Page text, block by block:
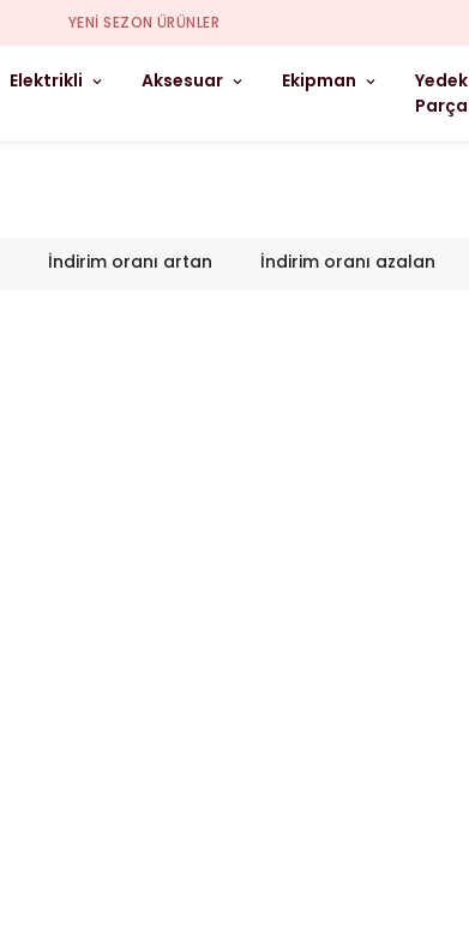
YENI SEZON ÜRÜNLER
Elektrikli Aksesuar Ekipman
Yedek
Parça
İndirim oranı artan İndirim oranı azalan